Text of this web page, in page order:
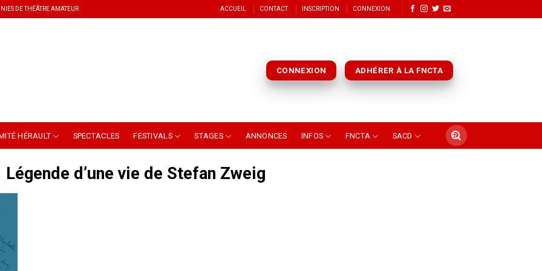
DE THÉÂTRE AMATEUR ACCUEIL CONTACT INSCRIPTION CONNEXION
CONNEXION ADHÉRER À LA FNCTA
HÉRAULT SPECTACLES FESTIVALS STAGES ANNONCES INFOS FNCTA SACD
Légende d’une vie de Stefan Zweig